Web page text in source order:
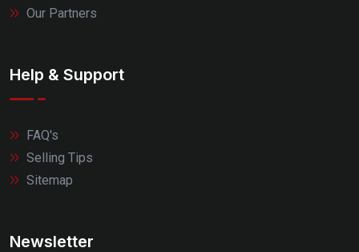
Our Partners
Help & Support
FAQ's
Selling Tips
Sitemap
Newsletter